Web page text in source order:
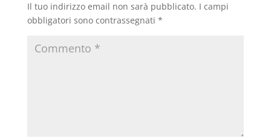
Il tuo indirizzo email non sarà pubblicato. I campi
obbligatori sono contrassegnati *